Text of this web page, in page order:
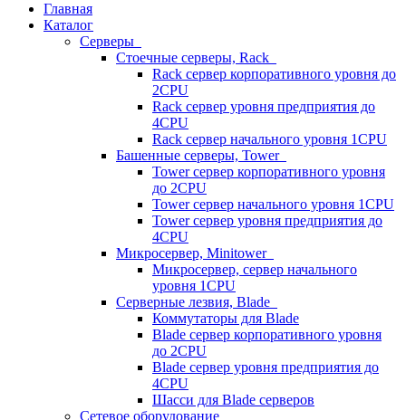
Главная
Каталог
Серверы
Стоечные серверы, Rack
Rack сервер корпоративного уровня до
2CPU
Rack сервер уровня предприятия до
4CPU
Rack сервер начального уровня 1CPU
Башенные серверы, Tower
Tower сервер корпоративного уровня
до 2CPU
Tower сервер начального уровня 1CPU
Tower сервер уровня предприятия до
4CPU
Микросервер, Minitower
Микросервер, сервер начального
уровня 1CPU
Серверные лезвия, Blade
Коммутаторы для Blade
Blade сервер корпоративного уровня
до 2CPU
Blade сервер уровня предприятия до
4CPU
Шасси для Blade серверов
Сетевое оборудование